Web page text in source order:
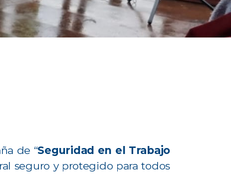
de “Seguridad en el Trabajo
seguro y protegido para todos